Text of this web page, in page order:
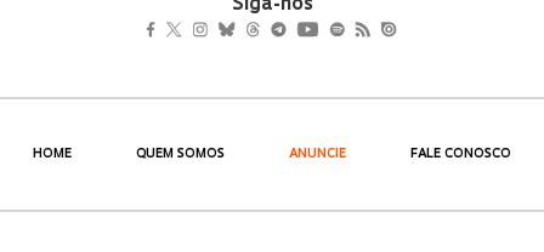
Siga-nos
HOME QUEM SOMOS ANUNCIE FALE CONOSCO